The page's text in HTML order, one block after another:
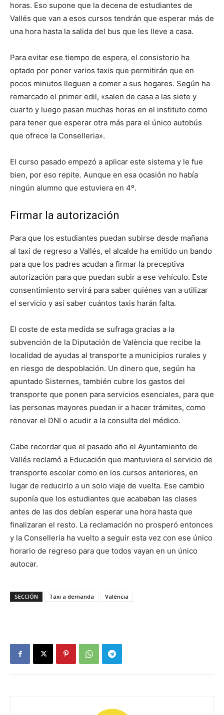
horas. Eso supone que la decena de estudiantes de
Vallés que van a esos cursos tendrán que esperar más de
una hora hasta la salida del bus que les lleve a casa.
Para evitar ese tiempo de espera, el consistorio ha
optado por poner varios taxis que permitirán que en
pocos minutos lleguen a comer a sus hogares. Según ha
remarcado el primer edil, «salen de casa a las siete y
cuarto y luego pasan muchas horas en el instituto como
para tener que esperar otra más para el único autobús
que ofrece la Conselleria».
El curso pasado empezó a aplicar este sistema y le fue
bien, por eso repite. Aunque en esa ocasión no había
ningún alumno que estuviera en 4º.
Firmar la autorización
Para que los estudiantes puedan subirse desde mañana
al taxi de regreso a Vallés, el alcalde ha emitido un bando
para que los padres acudan a firmar la preceptiva
autorización para que puedan subir a ese vehículo. Este
consentimiento servirá para saber quiénes van a utilizar
el servicio y así saber cuántos taxis harán falta.
El coste de esta medida se sufraga gracias a la
subvención de la Diputación de València que recibe la
localidad de ayudas al transporte a municipios rurales y
en riesgo de despoblación. Un dinero que, según ha
apuntado Sisternes, también cubre los gastos del
transporte que ponen para servicios esenciales, para que
las personas mayores puedan ir a hacer trámites, como
renovar el DNI o acudir a la consulta del médico.
Cabe recordar que el pasado año el Ayuntamiento de
Vallés reclamó a Educación que mantuviera el servicio de
transporte escolar como en los cursos anteriores, en
lugar de reducirlo a un solo viaje de vuelta. Ese cambio
suponía que los estudiantes que acababan las clases
antes de las dos debían esperar una hora hasta que
finalizaran el resto. La reclamación no prosperó entonces
y la Conselleria ha vuelto a seguir esta vez con ese único
horario de regreso para que todos vayan en un único
autocar.
SECCIÓN Taxi a demanda València